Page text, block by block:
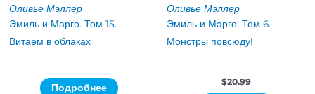
Оливье Мэллер
Эмиль и Марго. Том 15.
Витаем в облаках
Подробнее
Оливье Мэллер
Эмиль и Марго. Том 6.
Монстры повсюду!
$20.99